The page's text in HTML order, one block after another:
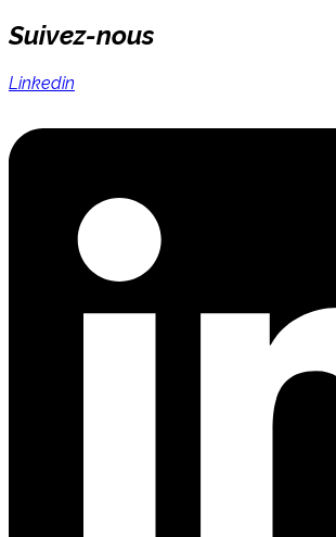
Suivez-nous
Linkedin